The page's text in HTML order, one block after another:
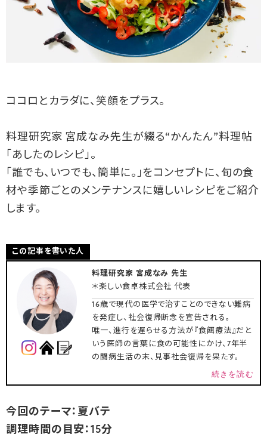
ココロとカラダに、笑顔をプラス。
料理研究家 宮成なみ先生が綴る“かんたん”料理帖
「あしたのレシピ」。
「誰でも、いつでも、簡単に。」をコンセプトに、旬の食
材や季節ごとのメンテナンスに嬉しいレシピをご紹介
します。
この記事を書いた人
料理研究家 宮成なみ 先生
＊楽しい食卓株式会社 代表
16歳で現代の医学で治すことのできない難病
を発症し、社会復帰断念を宣告される。
唯一、進行を遅らせる方法が『食餌療法』だと
いう医師の言葉に食の可能性にかけ、7年半
の闘病生活の末、見事社会復帰を果たす。
続きを読む
今回のテーマ：夏バテ
調理時間の目安：15分